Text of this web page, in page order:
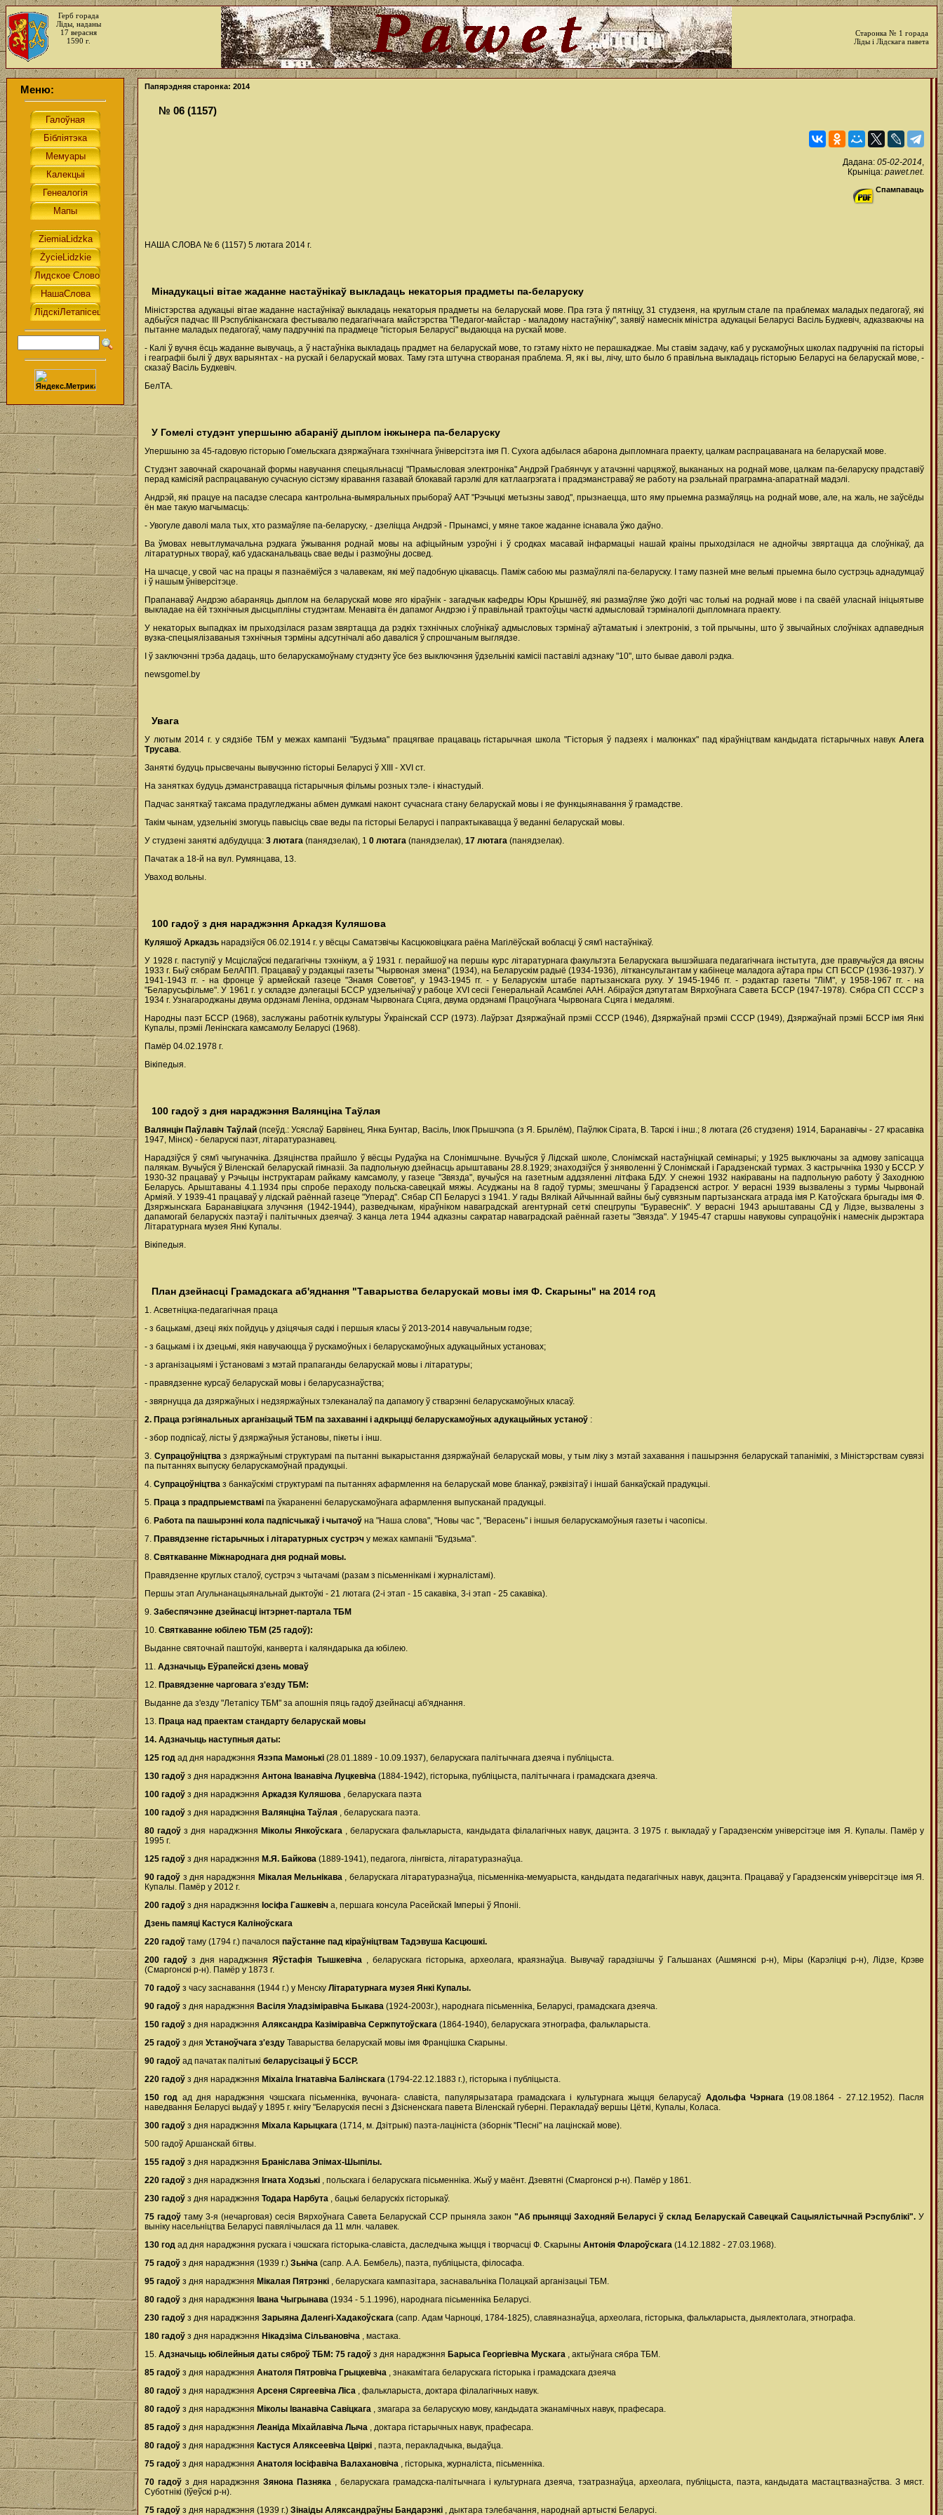
Герб горада
Ліды, наданы
17 верасня
1590 г.
Старонка № 1 горада
Ліды і Лідскага павета
Меню: Папярэдняя старонка: 2014
№ 06 (1157)
Дадана: 05-02-2014,
Крыніца: pawet.net.
Спампаваць
НАША СЛОВА № 6 (1157) 5 лютага 2014 г.
Мінадукацыі вітае жаданне настаўнікаў выкладаць некаторыя прадметы па-беларуску
Міністэрства адукацыі вітае жаданне настаўнікаў выкладаць некаторыя прадметы на беларускай мове. Пра гэта ў пятніцу, 31 студзеня, на круглым стале па праблемах маладых педагогаў, які
адбыўся падчас III Рэспубліканскага фестывалю педагагічнага майстэрства "Педагог-майстар - маладому настаўніку", заявіў намеснік міністра адукацыі Беларусі Васіль Будкевіч, адказваючы на
пытанне маладых педагогаў, чаму падручнікі па прадмеце "гісторыя Беларусі" выдаюцца на рускай мове.
- Калі ў вучня ёсць жаданне вывучаць, а ў настаўніка выкладаць прадмет на беларускай мове, то гэтаму ніхто не перашкаджае. Мы ставім задачу, каб у рускамоўных школах падручнікі па гісторыі
і геаграфіі былі ў двух варыянтах - на рускай і беларускай мовах. Таму гэта штучна створаная праблема. Я, як і вы, лічу, што было б правільна выкладаць гісторыю Беларусі на беларускай мове, -
сказаў Васіль Будкевіч.
БелТА.
У Гомелі студэнт упершыню абараніў дыплом інжынера па-беларуску
Упершыню за 45-гадовую гісторыю Гомельскага дзяржаўнага тэхнічнага ўніверсітэта імя П. Сухога адбылася абарона дыпломнага праекту, цалкам распрацаванага на беларускай мове.
Студэнт завочнай скарочанай формы навучання спецыяльнасці "Прамысловая электроніка" Андрэй Грабянчук у атачэнні чарцяжоў, выкананых на роднай мове, цалкам па-беларуску прадставіў
перад камісіяй распрацаваную сучасную сістэму кіравання газавай блокавай гарэлкі для катлаагрэгата і прадэманстраваў яе работу на рэальнай праграмна-апаратнай мадэлі.
Андрэй, які працуе на пасадзе слесара кантрольна-вымяральных прыбораў ААТ "Рэчыцкі метызны завод", прызнаецца, што яму прыемна размаўляць на роднай мове, але, на жаль, не заўсёды
ён мае такую магчымасць:
- Увогуле даволі мала тых, хто размаўляе па-беларуску, - дзеліцца Андрэй - Прынамсі, у мяне такое жаданне існавала ўжо даўно.
Ва ўмовах невытлумачальна рэдкага ўжывання роднай мовы на афіцыйным узроўні і ў сродках масавай інфармацыі нашай краіны прыходзілася не аднойчы звяртацца да слоўнікаў, да
літаратурных твораў, каб удасканальваць свае веды і размоўны досвед.
На шчасце, у свой час на працы я пазнаёміўся з чалавекам, які меў падобную цікавасць. Паміж сабою мы размаўлялі па-беларуску. І таму пазней мне вельмі прыемна было сустрэць аднадумцаў
і ў нашым ўніверсітэце.
Прапанаваў Андрэю абараняць дыплом на беларускай мове яго кіраўнік - загадчык кафедры Юры Крышнёў, які размаўляе ўжо доўгі час толькі на роднай мове і па сваёй уласнай ініцыятыве
выкладае на ёй тэхнічныя дысцыпліны студэнтам. Менавіта ён дапамог Андрэю і ў правільнай трактоўцы часткі адмысловай тэрміналогіі дыпломнага праекту.
У некаторых выпадках ім прыходзілася разам звяртацца да рэдкіх тэхнічных слоўнікаў адмысловых тэрмінаў аўтаматыкі і электронікі, з той прычыны, што ў звычайных слоўніках адпаведныя
вузка-спецыялізаваныя тэхнічныя тэрміны адсутнічалі або даваліся ў спрошчаным выглядзе.
І ў заключэнні трэба дадаць, што беларускамоўнаму студэнту ўсе без выключэння ўдзельнікі камісіі паставілі адзнаку "10", што бывае даволі рэдка.
newsgomel.by
Увага
У лютым 2014 г. у сядзібе ТБМ у межах кампаніі "Будзьма" працягвае працаваць гістарычная школа "Гісторыя ў падзеях і малюнках" пад кіраўніцтвам кандыдата гістарычных навук Алега
Трусава.
Заняткі будуць прысвечаны вывучэнню гісторыі Беларусі ў ХІІІ - ХVI ст.
На занятках будуць дэманстравацца гістарычныя фільмы розных тэле- і кінастудый.
Падчас заняткаў таксама прадугледжаны абмен думкамі наконт сучаснага стану беларускай мовы і яе функцыянавання ў грамадстве.
Такім чынам, удзельнікі змогуць павысіць свае веды па гісторыі Беларусі і папрактыкавацца ў веданні беларускай мовы.
У студзені заняткі адбудуцца: 3 лютага (панядзелак), 1 0 лютага (панядзелак), 17 лютага (панядзелак).
Пачатак а 18-й на вул. Румянцава, 13.
Уваход вольны.
100 гадоў з дня нараджэння Аркадзя Куляшова
Куляшоў Аркадзь нарадзіўся 06.02.1914 г. у вёсцы Саматэвічы Касцюковіцкага раёна Магілёўскай вобласці ў сям'і настаўнікаў.
У 1928 г. паступіў у Мсціслаўскі педагагічны тэхнікум, а ў 1931 г. перайшоў на першы курс літаратурнага факультэта Беларускага вышэйшага педагагічнага інстытута, дзе правучыўся да вясны
1933 г. Быў сябрам БелАПП. Працаваў у рэдакцыі газеты "Чырвоная змена" (1934), на Беларускім радыё (1934-1936), літкансультантам у кабінеце маладога аўтара пры СП БССР (1936-1937). У
1941-1943 гг. - на фронце ў армейскай газеце "Знамя Советов", у 1943-1945 гг. - у Беларускім штабе партызанскага руху. У 1945-1946 гг. - рэдактар газеты "ЛіМ", у 1958-1967 гг. - на
"Беларусьфільме". У 1961 г. у складзе дэлегацыі БССР удзельнічаў у рабоце XVI сесіі Генеральнай Асамблеі ААН. Абіраўся дэпутатам Вярхоўнага Савета БССР (1947-1978). Сябра СП СССР з
1934 г. Узнагароджаны двума ордэнамі Леніна, ордэнам Чырвонага Сцяга, двума ордэнамі Працоўнага Чырвонага Сцяга і медалямі.
Народны паэт БССР (1968), заслужаны работнік культуры Ўкраінскай ССР (1973). Лаўрэат Дзяржаўнай прэміі СССР (1946), Дзяржаўнай прэміі СССР (1949), Дзяржаўнай прэміі БССР імя Янкі
Купалы, прэміі Ленінскага камсамолу Беларусі (1968).
Памёр 04.02.1978 г.
Вікіпедыя.
100 гадоў з дня нараджэння Валянціна Таўлая
Валянцін Паўлавіч Таўлай (псеўд.: Усяслаў Барвінец, Янка Бунтар, Васіль, Ілюк Прышчэпа (з Я. Брылём), Паўлюк Сірата, В. Тарскі і інш.; 8 лютага (26 студзеня) 1914, Баранавічы - 27 красавіка
1947, Мінск) - беларускі паэт, літаратуразнавец.
Нарадзіўся ў сям'і чыгуначніка. Дзяцінства прайшло ў вёсцы Рудаўка на Слонімшчыне. Вучыўся ў Лідскай школе, Слонімскай настаўніцкай семінарыі; у 1925 выключаны за адмову запісацца
палякам. Вучыўся ў Віленскай беларускай гімназіі. За падпольную дзейнасць арыштаваны 28.8.1929; знаходзіўся ў зняволенні ў Слонімскай і Гарадзенскай турмах. З кастрычніка 1930 у БССР. У
1930-32 працаваў у Рэчыцы інструктарам райкаму камсамолу, у газеце "Звязда", вучыўся на газетным аддзяленні літфака БДУ. У снежні 1932 накіраваны на падпольную работу ў Заходнюю
Беларусь. Арыштаваны 4.1.1934 пры спробе пераходу польска-савецкай мяжы. Асуджаны на 8 гадоў турмы; змешчаны ў Гарадзенскі астрог. У верасні 1939 вызвалены з турмы Чырвонай
Арміяй. У 1939-41 працаваў у лідскай раённай газеце "Уперад". Сябар СП Беларусі з 1941. У гады Вялікай Айчыннай вайны быў сувязным партызанскага атрада імя Р. Катоўскага брыгады імя Ф.
Дзяржынскага Баранавіцкага злучэння (1942-1944), разведчыкам, кіраўніком наваградскай агентурнай сеткі спецгрупы "Буравеснік". У верасні 1943 арыштаваны СД у Лідзе, вызвалены з
дапамогай беларускіх паэтаў і палітычных дзеячаў. З канца лета 1944 адказны сакратар наваградскай раённай газеты "Звязда". У 1945-47 старшы навуковы супрацоўнік і намеснік дырэктара
Літаратурнага музея Янкі Купалы.
Вікіпедыя.
План дзейнасці Грамадскага аб'яднання "Таварыства беларускай мовы імя Ф. Скарыны" на 2014 год
1. Асветніцка-педагагічная праца
- з бацькамі, дзеці якіх пойдуць у дзіцячыя садкі і першыя класы ў 2013-2014 навучальным годзе;
- з бацькамі і іх дзецьмі, якія навучаюцца ў рускамоўных і беларускамоўных адукацыйных установах;
- з арганізацыямі і ўстановамі з мэтай прапаганды беларускай мовы і літаратуры;
- правядзенне курсаў беларускай мовы і беларусазнаўства;
- звярнуцца да дзяржаўных і недзяржаўных тэлеканалаў па дапамогу ў стварэнні беларускамоўных класаў.
2. Праца рэгіянальных арганізацый ТБМ па захаванні і адкрыцці беларускамоўных адукацыйных устаноў :
- збор подпісаў, лісты ў дзяржаўныя ўстановы, пікеты і інш.
3. Супрацоўніцтваз дзяржаўнымі структурамі па пытанні выкарыстання дзяржаўнай беларускай мовы, у тым ліку з мэтай захавання і пашырэння беларускай тапанімікі, з Міністэрствам сувязі
па пытаннях выпуску беларускамоўнай прадукцыі.
4. Супрацоўніцтва з банкаўскімі структурамі па пытаннях афармлення на беларускай мове бланкаў, рэквізітаў і іншай банкаўскай прадукцыі.
5. Праца з прадпрыемствамі па ўкараненні беларускамоўнага афармлення выпусканай прадукцыі.
6. Работа па пашырэнні кола падпісчыкаў і чытачоў на "Наша слова", "Новы час ", "Верасень" і іншыя беларускамоўныя газеты і часопісы.
7. Правядзенне гістарычных і літаратурных сустрэч у межах кампаніі "Будзьма".
8. Святкаванне Міжнароднага дня роднай мовы.
Правядзенне круглых сталоў, сустрэч з чытачамі (разам з пісьменнікамі і журналістамі).
Першы этап Агульнанацыянальнай дыктоўкі - 21 лютага (2-і этап - 15 сакавіка, 3-і этап - 25 сакавіка).
9. Забеспячэнне дзейнасці інтэрнет-партала ТБМ
10. Святкаванне юбілею ТБМ (25 гадоў):
Выданне святочнай паштоўкі, канверта і каляндарыка да юбілею.
11. Адзначыць Еўрапейскі дзень моваў
12. Правядзенне чарговага з'езду ТБМ:
Выданне да з'езду "Летапісу ТБМ" за апошнія пяць гадоў дзейнасці аб'яднання.
13. Праца над праектам стандарту беларускай мовы
14. Адзначыць наступныя даты:
125 год ад дня нараджэння Язэпа Мамонькі (28.01.1889 - 10.09.1937), беларускага палітычнага дзеяча і публіцыста.
130 гадоў з дня нараджэння Антона Іванавіча Луцкевіча (1884-1942), гісторыка, публіцыста, палітычнага і грамадскага дзеяча.
100 гадоў з дня нараджэння Аркадзя Куляшова , беларускага паэта
100 гадоў з дня нараджэння Валянціна Таўлая , беларускага паэта.
80 гадоўз дня нараджэння Міколы Янкоўскага , беларускага фалькларыста, кандыдата філалагічных навук, дацэнта. З 1975 г. выкладаў у Гарадзенскім універсітэце імя Я. Купалы. Памёр у
1995 г.
125 гадоў з дня нараджэння М.Я. Байкова (1889-1941), педагога, лінгвіста, літаратуразнаўца.
90 гадоў з дня нараджэння Мікалая Мельнікава , беларускага літаратуразнаўца, пісьменніка-мемуарыста, кандыдата педагагічных навук, дацэнта. Працаваў у Гарадзенскім універсітэце імя Я.
Купалы. Памёр у 2012 г.
200 гадоў з дня нараджэння Іосіфа Гашкевіч а, першага консула Расейскай Імперыі ў Японіі.
Дзень памяці Кастуся Каліноўскага
220 гадоў таму (1794 г.) пачалося паўстанне пад кіраўніцтвам Тадэвуша Касцюшкі.
200 гадоўз дня нараджэнняЯўстафія Тышкевіча , беларускага гісторыка, археолага, краязнаўца. Вывучаў гарадзішчы ў Гальшанах (Ашмянскі р-н), Міры (Карэліцкі р-н), Лідзе, Крэве
(Смаргонскі р-н). Памёр у 1873 г.
70 гадоў з часу заснавання (1944 г.) у Менску Літаратурнага музея Янкі Купалы.
90 гадоў з дня нараджэння Васіля Уладзіміравіча Быкава (1924-2003г.), народнага пісьменніка, Беларусі, грамадскага дзеяча.
150 гадоў з дня нараджэння Аляксандра Казіміравіча Сержпутоўскага (1864-1940), беларускага этнографа, фалькларыста.
25 гадоў з дня Устаноўчага з'езду Таварыства беларускай мовы імя Францішка Скарыны.
90 гадоў ад пачатак палітыкі беларусізацыі ў БССР.
220 гадоў з дня нараджэння Міхаіла Ігнатавіча Балінскага (1794-22.12.1883 г.), гісторыка і публіцыста.
150 год ад дня нараджэння чэшскага пісьменніка, вучонага- славіста, папулярызатара грамадскага і культурнага жыцця беларусаў Адольфа Чэрнага(19.08.1864 - 27.12.1952). Пасля
наведвання Беларусі выдаў у 1895 г. кнігу "Беларускія песні з Дзісненскага павета Віленскай губерні. Перакладаў вершы Цёткі, Купалы, Коласа.
300 гадоў з дня нараджэння Міхала Карыцкага (1714, м. Дзітрыкі) паэта-лацініста (зборнік "Песні" на лацінскай мове).
500 гадоў Аршанскай бітвы.
155 гадоў з дня нараджэння Браніслава Эпімах-Шыпілы.
220 гадоў з дня нараджэння Ігната Ходзькі , польскага і беларускага пісьменніка. Жыў у маёнт. Дзевятні (Смаргонскі р-н). Памёр у 1861.
230 гадоў з дня нараджэння Тодара Нарбута , бацькі беларускіх гісторыкаў.
75 гадоў таму 3-я (нечарговая) сесія Вярхоўнага Савета Беларускай ССР прыняла закон "Аб прыняцці Заходняй Беларусі ў склад Беларускай Савецкай Сацыялістычнай Рэспублікі". У
выніку насельніцтва Беларусі павялічылася да 11 млн. чалавек.
130 год ад дня нараджэння рускага і чэшскага гісторыка-славіста, даследчыка жыцця і творчасці Ф. Скарыны Антонія Флароўскага (14.12.1882 - 27.03.1968).
75 гадоў з дня нараджэння (1939 г.) Зьніча (сапр. А.А. Бембель), паэта, публіцыста, філосафа.
95 гадоў з дня нараджэння Мікалая Пятрэнкі , беларускага кампазітара, заснавальніка Полацкай арганізацыі ТБМ.
80 гадоў з дня нараджэння Івана Чыгрынава (1934 - 5.1.1996), народнага пісьменніка Беларусі.
230 гадоў з дня нараджэння Зарыяна Даленгі-Хадакоўскага (сапр. Адам Чарноцкі, 1784-1825), славяназнаўца, археолага, гісторыка, фалькларыста, дыялектолага, этнографа.
180 гадоў з дня нараджэння Нікадзіма Сільвановіча , мастака.
15. Адзначыць юбілейныя даты сяброў ТБМ: 75 гадоў з дня нараджэння Барыса Георгіевіча Мускага , актыўнага сябра ТБМ.
85 гадоў з дня нараджэння Анатоля Пятровіча Грыцкевіча , знакамітага беларускага гісторыка і грамадскага дзеяча
80 гадоў з дня нараджэння Арсеня Сяргеевіча Ліса , фалькларыста, доктара філалагічных навук.
80 гадоў з дня нараджэння Міколы Іванавіча Савіцкага , змагара за беларускую мову, кандыдата эканамічных навук, прафесара.
85 гадоў з дня нараджэння Леаніда Міхайлавіча Лыча , доктара гістарычных навук, прафесара.
80 гадоў з дня нараджэння Кастуся Аляксеевіча Цвіркі , паэта, перакладчыка, выдаўца.
75 гадоў з дня нараджэння Анатоля Іосіфавіча Валахановіча , гісторыка, журналіста, пісьменніка.
70 гадоў з дня нараджэнняЗянона Пазняка , беларускага грамадска-палітычнага і культурнага дзеяча, тэатразнаўца, археолага, публіцыста, паэта, кандыдата мастацтвазнаўства. З мяст.
Суботнікі (Іўеўскі р-н).
75 гадоў з дня нараджэння (1939 г.) Зінаіды Аляксандраўны Бандарэнкі , дыктара тэлебачання, народнай артысткі Беларусі.